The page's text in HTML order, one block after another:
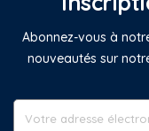
Abonnez-vous à
nouveautés sur